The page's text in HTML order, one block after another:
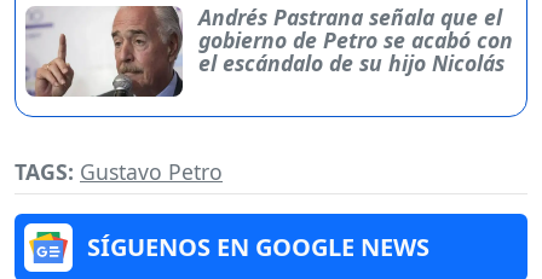
Andrés Pastrana señala que el
gobierno de Petro se acabó con
el escándalo de su hijo Nicolás
TAGS: Gustavo Petro
SÍGUENOS EN GOOGLE NEWS